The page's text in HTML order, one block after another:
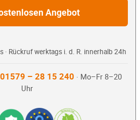
Angebot
· Rückruf werktags i. d. R. innerhalb 24h
01579 – 28 15 240 · Mo–Fr 8–20
Uhr